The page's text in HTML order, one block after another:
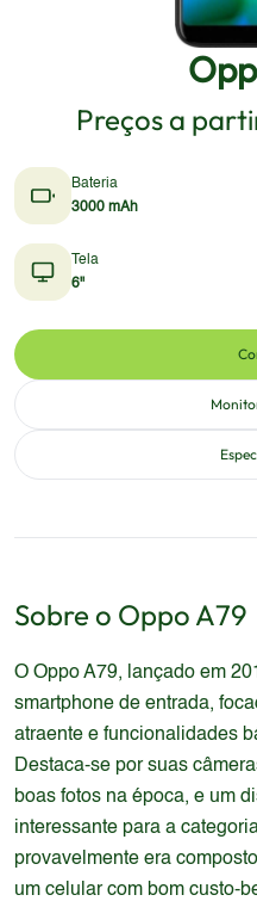
Preços a
Bateria
3000 mAh
Tela
6"
Sobre o Oppo A79
O Oppo A79, lançado em
smartphone de entrada,
atraente e funcionalidades
Destaca-se por suas
boas fotos na época, e um
interessante para a
provavelmente era
um celular com bom custo-